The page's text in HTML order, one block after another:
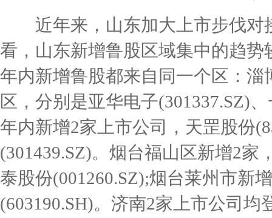
近年来，山东加大上市步伐对
看，山东新增鲁股区域集中的趋
年内新增鲁股都来自同一个区：
区，分别是亚华电子(301337.SZ)
年内新增2家上市公司，天罡股份
(301439.SZ)。烟台福山区新增2家
泰股份(001260.SZ);烟台莱州市新
(603190.SH)。济南2家上市公司